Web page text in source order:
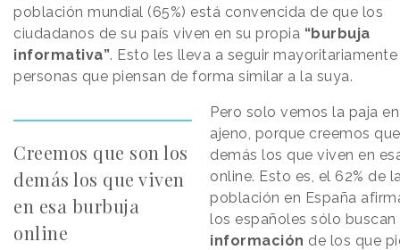
población mundial (65%) está convencida de que los
ciudadanos de su país viven en su propia “burbuja
informativa”. Esto les lleva a seguir mayoritariamente
personas que piensan de forma similar a la suya.
Creemos que son los
demás los que viven
en esa burbuja
online
Pero solo vemos la paja
ajeno, porque creemos
demás los que viven en
online. Esto es, el 62% de
población en España
los españoles sólo buscan
información de los que